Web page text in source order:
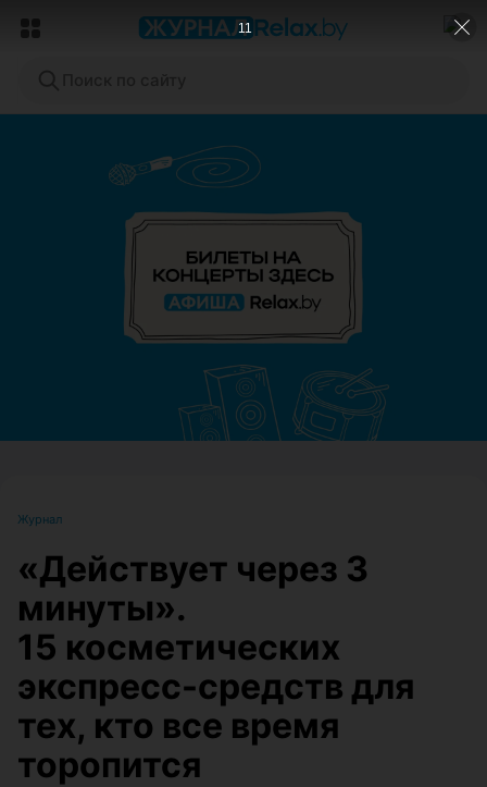
ЭФФЕКТИВНАЯ РЕКЛАМА НА САЙТЕ
Журнал
«Действует через 3
минуты».
15 косметических
экспресс-средств для
тех, кто все время
торопится
9